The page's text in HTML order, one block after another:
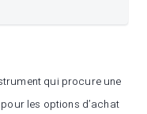
qui procure une
les options d’achat